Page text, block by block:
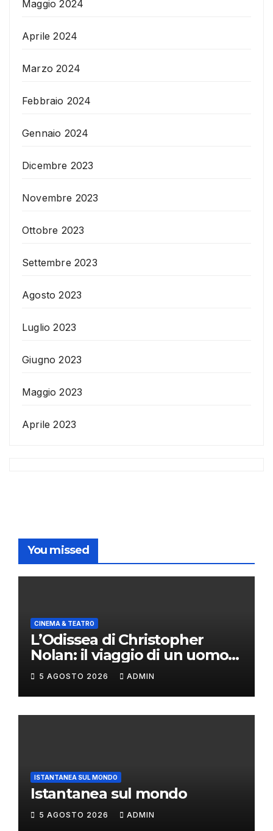
Maggio 2024
Aprile 2024
Marzo 2024
Febbraio 2024
Gennaio 2024
Dicembre 2023
Novembre 2023
Ottobre 2023
Settembre 2023
Agosto 2023
Luglio 2023
Giugno 2023
Maggio 2023
Aprile 2023
You missed
CINEMA & TEATRO
L’Odissea di Christopher
Nolan: il viaggio di un uomo
oltre il mito
5 AGOSTO 2026 ADMIN
ISTANTANEA SUL MONDO
Istantanea sul mondo
5 AGOSTO 2026 ADMIN